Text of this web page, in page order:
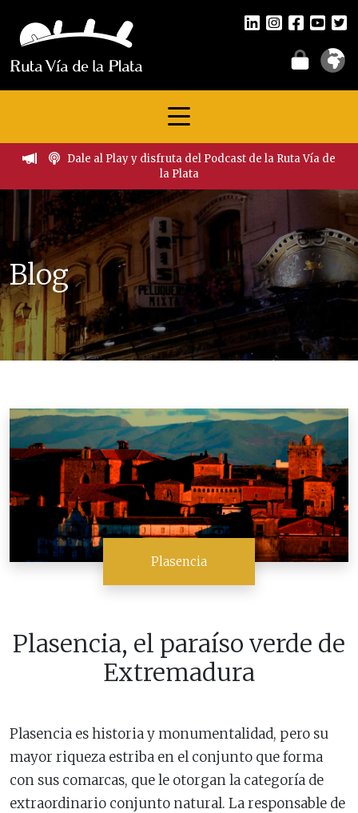
Dale al Play y disfruta del Podcast de la Ruta Vía de
la Plata
Blog
Plasencia
Plasencia, el paraíso verde de
Extremadura
Plasencia es historia y monumentalidad, pero su
mayor riqueza estriba en el conjunto que forma
con sus comarcas, que le otorgan la categoría de
extraordinario conjunto natural. La responsable de